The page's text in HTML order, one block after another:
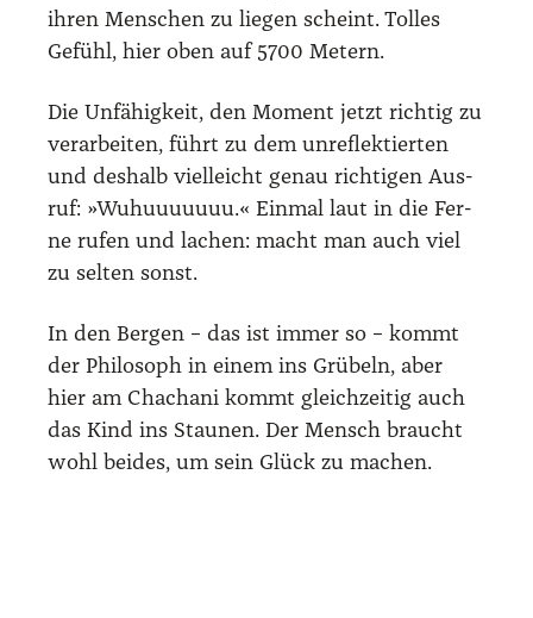
ihren Men­schen zu lie­gen scheint. Tol­les
Gefühl, hier oben auf 5700 Metern.
Die Unfä­hig­keit, den Moment jetzt rich­tig zu
ver­ar­bei­ten, führt zu dem unre­flek­tier­ten
und des­halb viel­leicht genau rich­ti­gen Aus­
ruf: »Wuhuuuuuuu.« Ein­mal laut in die Fer­
ne rufen und lachen: macht man auch viel
zu sel­ten sonst.
In den Ber­gen – das ist immer so – kommt
der Phi­lo­soph in einem ins Grü­beln, aber
hier am Chacha­ni kommt gleich­zei­tig auch
das Kind ins Stau­nen. Der Mensch braucht
wohl bei­des, um sein Glück zu machen.